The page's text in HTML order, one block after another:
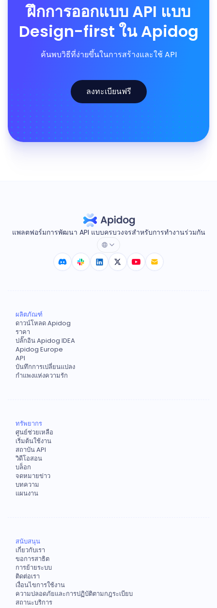
ฝึกการออกแบบ API แบบ
Design-first ใน Apidog
ค้นพบวิธีที่ง่ายขึ้นในการสร้างและใช้ API
ลงทะเบียนฟรี
แพลตฟอร์มการพัฒนา API แบบครบวงจรสำหรับการทำงานร่วมกัน
ผลิตภัณฑ์
ดาวน์โหลด Apidog
ราคา
ปลั๊กอิน Apidog IDEA
Apidog Europe
API
บันทึกการเปลี่ยนแปลง
กำแพงแห่งความรัก
ทรัพยากร
ศูนย์ช่วยเหลือ
เริ่มต้นใช้งาน
สถาบัน API
วิดีโอสอน
บล็อก
จดหมายข่าว
บทความ
แผนงาน
สนับสนุน
เกี่ยวกับเรา
ขอการสาธิต
การย้ายระบบ
ติดต่อเรา
เงื่อนไขการใช้งาน
ความปลอดภัยและการปฏิบัติตามกฎระเบียบ
สถานะบริการ